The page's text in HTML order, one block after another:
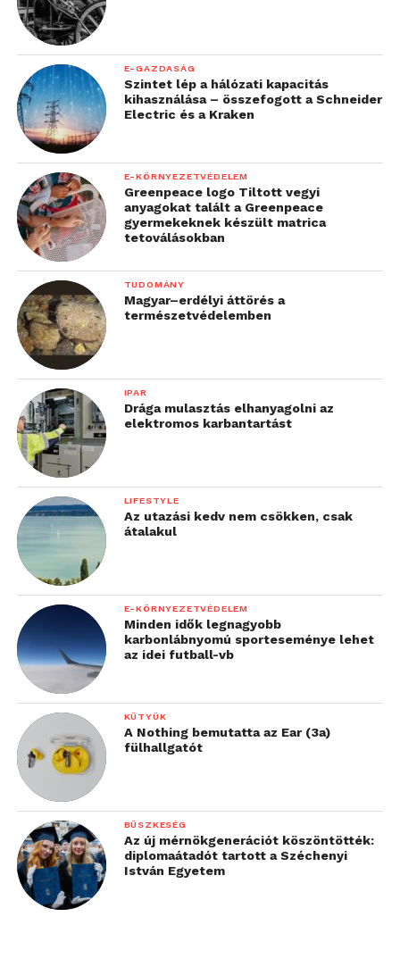
E-GAZDASÁG
Szintet lép a hálózati kapacitás
kihasználása – összefogott a Schneider
Electric és a Kraken
E-KÖRNYEZETVÉDELEM
Greenpeace logo Tiltott vegyi
anyagokat talált a Greenpeace
gyermekeknek készült matrica
tetoválásokban
TUDOMÁNY
Magyar–erdélyi áttörés a
természetvédelemben
IPAR
Drága mulasztás elhanyagolni az
elektromos karbantartást
LIFESTYLE
Az utazási kedv nem csökken, csak
átalakul
E-KÖRNYEZETVÉDELEM
Minden idők legnagyobb
karbonlábnyomú sporteseménye lehet
az idei futball-vb
KÜTYÜK
A Nothing bemutatta az Ear (3a)
fülhallgatót
BÜSZKESÉG
Az új mérnökgenerációt köszöntötték:
diplomaátadót tartott a Széchenyi
István Egyetem